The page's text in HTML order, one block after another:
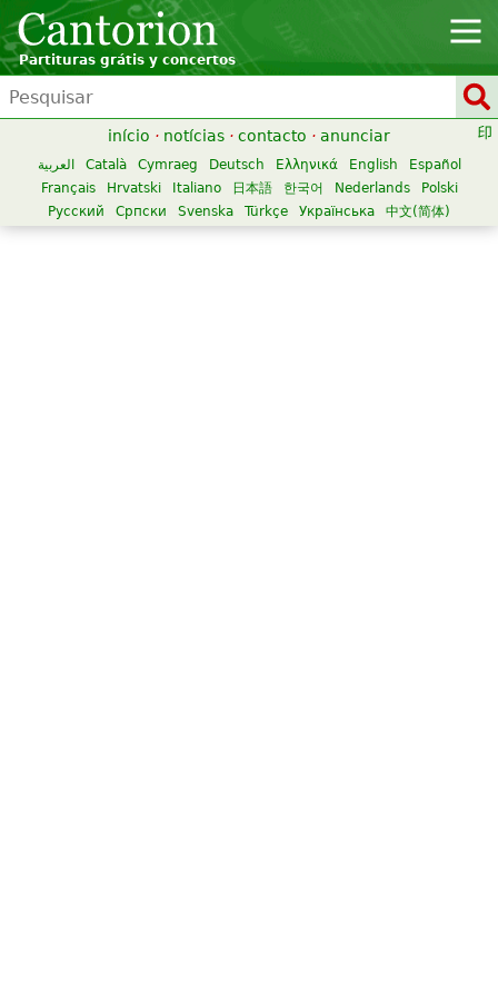
Partituras grátis y concertos
início · notícias · contacto · anunciar
العربية Català Cymraeg Deutsch Ελληνικά English
Español
Français
Hrvatski Italiano 日本語 한국어 Nederlands
Polski
Русский
Српски Svenska Türkçe Українська 中文(简体)